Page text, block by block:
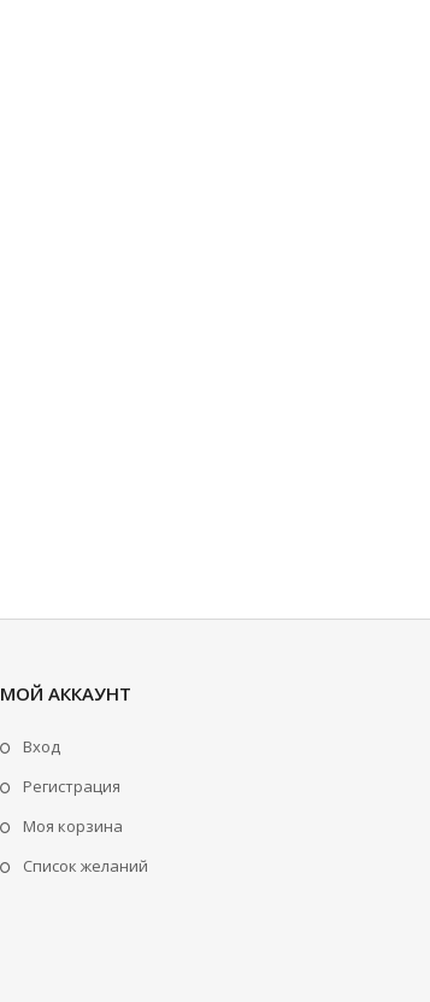
МОЙ АККАУНТ
Вход
Регистрация
Моя корзина
Cписок желаний